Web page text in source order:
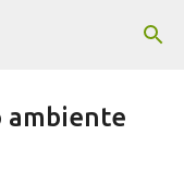
ambiente